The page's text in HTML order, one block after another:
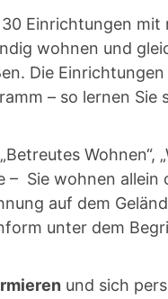
Einrichtungen mit
wohnen und
Die
– so lernen Sie
Wohnen“,
– Sie wohnen
auf dem
unter dem
und sich